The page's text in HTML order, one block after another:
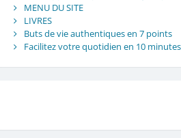
MENU DU SITE
LIVRES
Buts de vie authentiques en 7 points
Facilitez votre quotidien en 10